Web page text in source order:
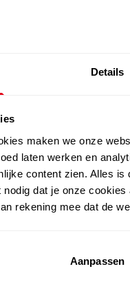
Details
maken we onze
laten werken en
content zien. Alles
dat je onze
rekening mee dat de
Aanpassen